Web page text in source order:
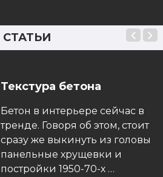
СТАТЬИ
Текстура бетона
Бетон в интерьере сейчас в
тренде. Говоря об этом, стоит
сразу же выкинуть из головы
панельные хрущевки и
постройки 1950-70-х …